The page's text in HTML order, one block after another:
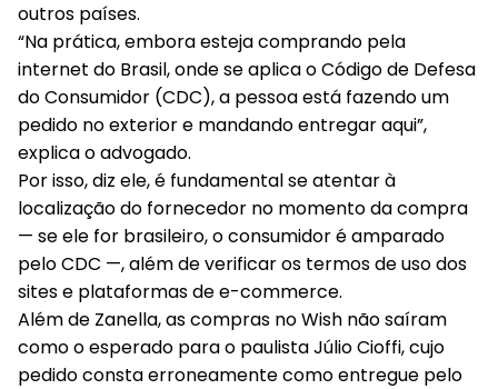
outros países.
“Na prática, embora esteja comprando pela
internet do Brasil, onde se aplica o Código de Defesa
do Consumidor (CDC), a pessoa está fazendo um
pedido no exterior e mandando entregar aqui”,
explica o advogado.
Por isso, diz ele, é fundamental se atentar à
localização do fornecedor no momento da compra
— se ele for brasileiro, o consumidor é amparado
pelo CDC —, além de verificar os termos de uso dos
sites e plataformas de e-commerce.
Além de Zanella, as compras no Wish não saíram
como o esperado para o paulista Júlio Cioffi, cujo
pedido consta erroneamente como entregue pelo